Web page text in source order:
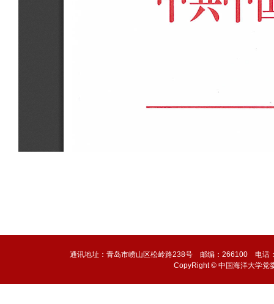
通讯地址：青岛市崂山区松岭路238号 邮编：266100 电
CopyRight © 中国海洋大学党